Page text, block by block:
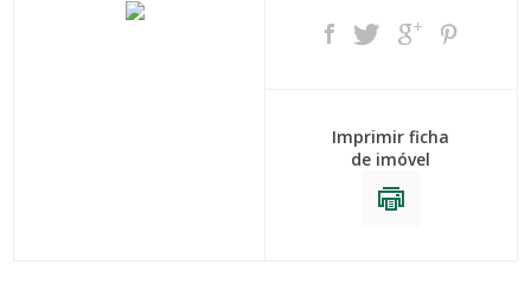
Imprimir ficha
de imóvel